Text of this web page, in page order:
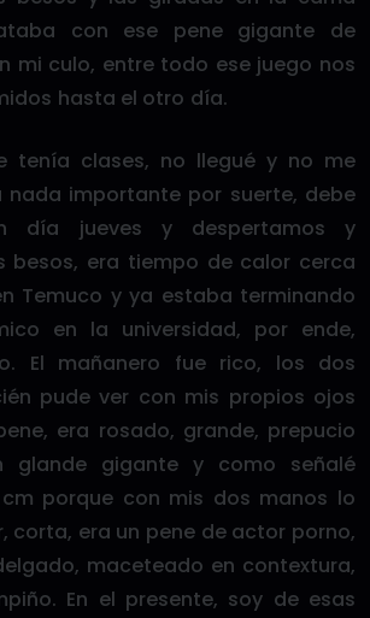
con ese pene gigante de
mi culo, entre todo ese juego nos
hasta el otro día.
tenía clases, no llegué y no me
nada importante por suerte, debe
día jueves y despertamos y
besos, era tiempo de calor cerca
Temuco y ya estaba terminando
en la universidad, por ende,
El mañanero fue rico, los dos
pude ver con mis propios ojos
era rosado, grande, prepucio
glande gigante y como señalé
porque con mis dos manos lo
corta, era un pene de actor porno,
maceteado en contextura,
En el presente, soy de esas